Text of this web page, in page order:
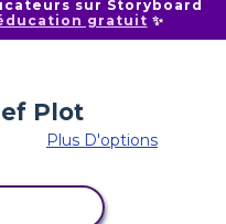
sur Storyboard
gratuit ✨
Plus D'options